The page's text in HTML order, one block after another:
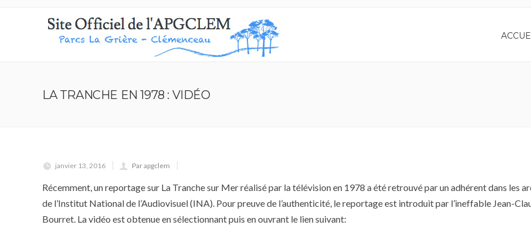
LA TRANCHE EN 1978 : VIDÉO
janvier 13, 2016 Par apgclem
Récemment, un reportage sur La Tranche sur Mer réalisé par la télévision en 1978 a été retrouvé par un adhérent dans les
de l’Institut National de l’Audiovisuel (INA). Pour preuve de l’authenticité, le reportage est introduit par l’ineffable Jean-
Bourret. La vidéo est obtenue en sélectionnant puis en ouvrant le lien suivant: